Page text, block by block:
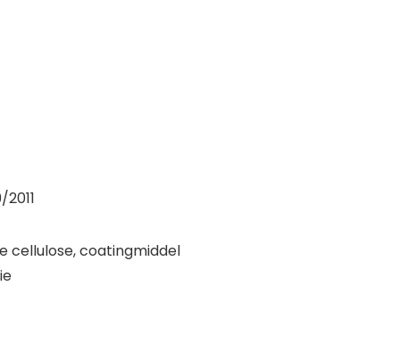
cellulose, coatingmiddel